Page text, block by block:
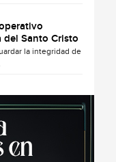
Santo Cristo
la integridad de